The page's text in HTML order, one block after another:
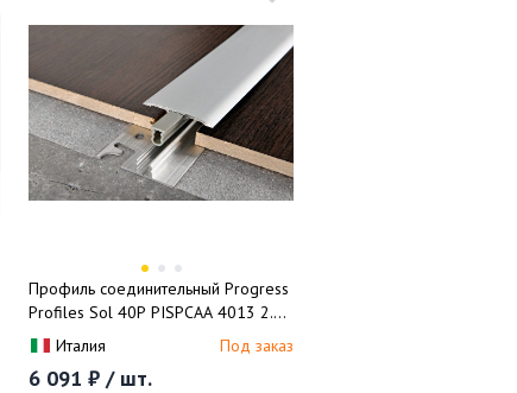
Профиль соединительный Progress
Profiles Sol 40P PISPCAА 4013 2.7
м (серебро матовое)
Италия Под заказ
6 091 ₽ / шт.